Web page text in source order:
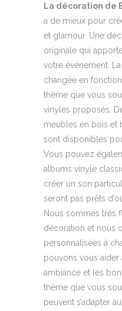
La décoration de
a de mieux pour
et glamour. Une
originale qui
votre évènement.
changée en
thème que vous
vinyles proposés.
meubles en bois et
sont disponibles
Vous pouvez
albums vinyle
créer un son
seront pas prêts
Nous sommes très
décoration et nous
personnalisées à
pouvons vous
ambiance et les
thème que vous
peuvent s’adapter